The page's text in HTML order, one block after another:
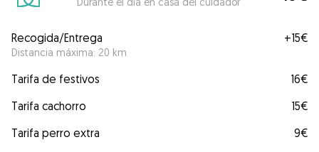
Recogida/Entrega
Distancia máxima: 20 km
+15€
Tarifa de festivos
16€
Tarifa cachorro
15€
Tarifa perro extra
9€